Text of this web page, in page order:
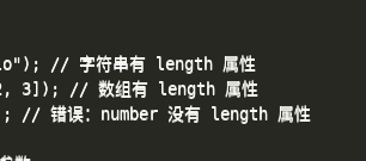
// 字符串有 length 属性
3]); // 数组有 length 属性
错误：number 没有 length 属性